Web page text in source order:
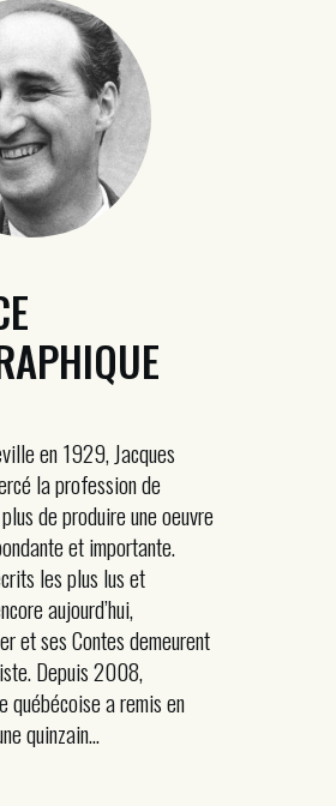
en 1929, Jacques
la profession de
de produire une oeuvre
et importante.
les plus lus et
aujourd’hui,
et ses Contes demeurent
Depuis 2008,
québécoise a remis en
quinzain...